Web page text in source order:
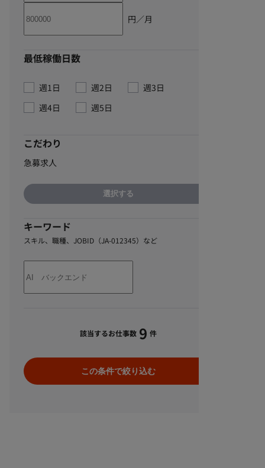
円／月
最低稼働日数
週1日 週2日
週3日
週4日
週5日
こだわり
急募求人
選択する
キーワード
スキル、職種、JOBID（JA-012345）など
該当するお仕事数 9 件
この条件で絞り込む